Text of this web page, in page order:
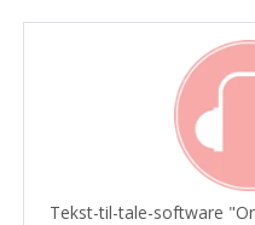
Tekst-til-tale-software